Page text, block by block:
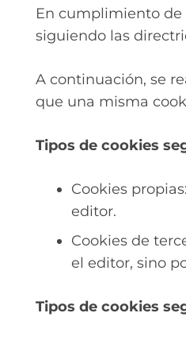
En cumplimiento de
siguiendo las
A continuación, se
que una misma
Tipos de cookies
Cookies
editor.
Cookies de
el editor, sino
Tipos de cookies